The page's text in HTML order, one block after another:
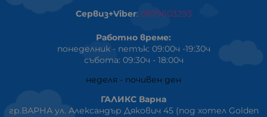
Сервиз+Viber: 0879603293
Работно време:
понеделник - петък: 09:00ч -19:30ч
събота: 09:30ч - 18:00ч
неделя - почивен ден
ГАЛИКС Варна
гр.ВАРНА ул. Александър Дякович 45 (под хотел Golden